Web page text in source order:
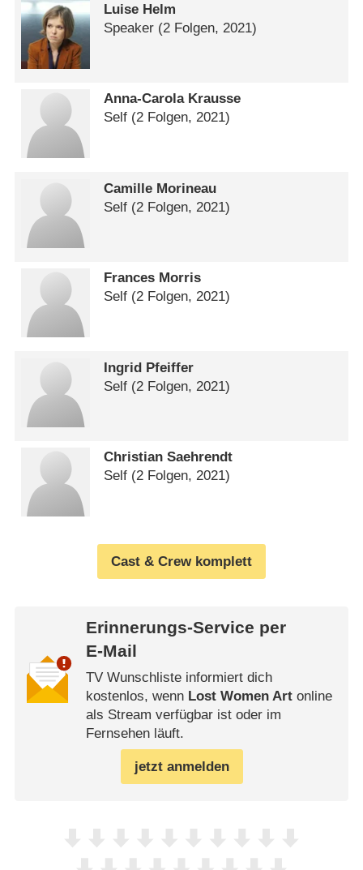
Luise Helm
Speaker (2 Folgen, 2021)
Anna-Carola Krausse
Self (2 Folgen, 2021)
Camille Morineau
Self (2 Folgen, 2021)
Frances Morris
Self (2 Folgen, 2021)
Ingrid Pfeiffer
Self (2 Folgen, 2021)
Christian Saehrendt
Self (2 Folgen, 2021)
Cast & Crew komplett
Erinnerungs-Service per
E-Mail
TV Wunschliste informiert dich
kostenlos, wenn Lost Women Artonline
als Stream verfügbar ist oder im
Fernsehen läuft.
jetzt anmelden